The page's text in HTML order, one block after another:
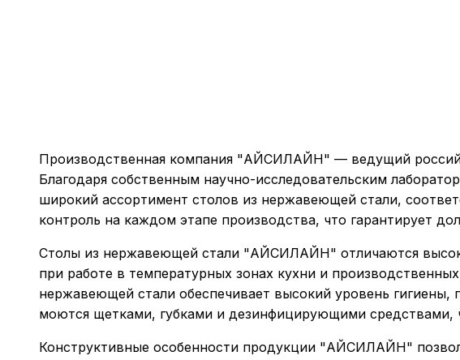
Производственная компания "АЙСИЛАЙН" — ведущий
Благодаря собственным научно-исследовательским
широкий ассортимент столов из нержавеющей стали,
контроль на каждом этапе производства, что гарантирует
Столы из нержавеющей стали "АЙСИЛАЙН" отличаются
при работе в температурных зонах кухни и
нержавеющей стали обеспечивает высокий уровень
моются щетками, губками и дезинфицирующими средствами,
Конструктивные особенности продукции "АЙСИЛАЙН"